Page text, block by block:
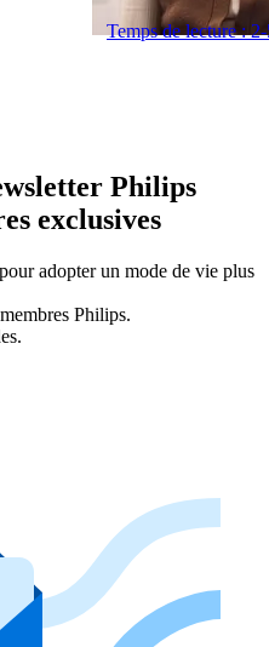
Temps de lecture :
Philips
exclusives
adopter un mode de vie plus
Philips.